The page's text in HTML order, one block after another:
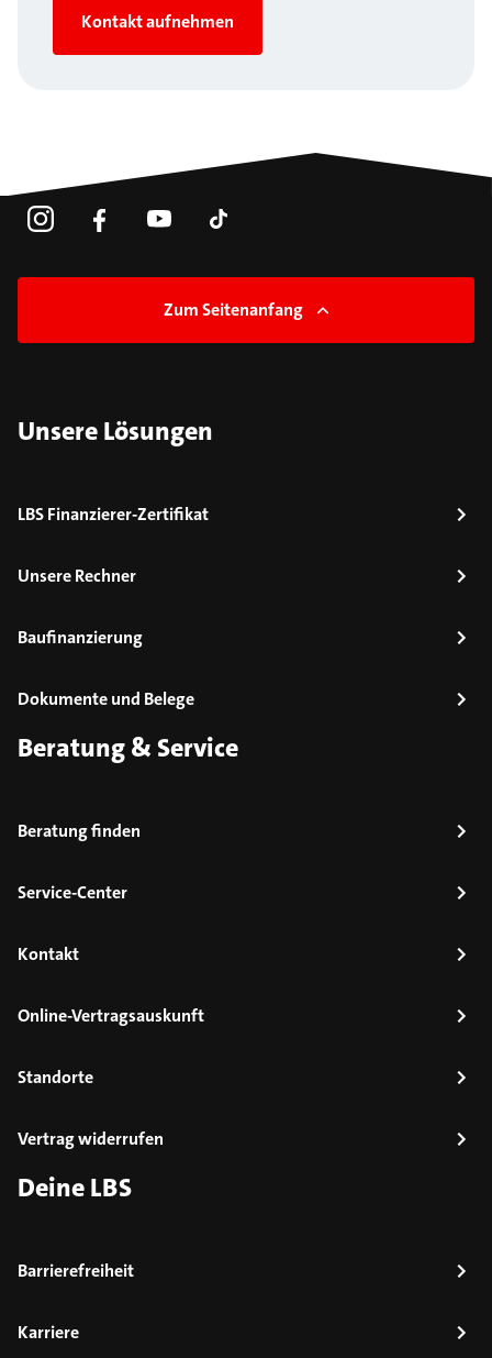
Kontakt aufnehmen
Zum Seitenanfang
Unsere Lösungen
LBS Finanzierer-Zertifikat
Unsere Rechner
Baufinanzierung
Dokumente und Belege
Beratung & Service
Beratung finden
Service-Center
Kontakt
Online-Vertragsauskunft
Standorte
Vertrag widerrufen
Deine LBS
Barrierefreiheit
Karriere